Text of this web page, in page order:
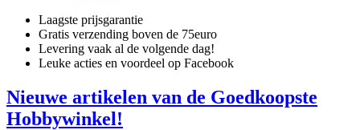
Laagste prijsgarantie
Gratis verzending boven de 75euro
Levering vaak al de volgende dag!
Leuke acties en voordeel op Facebook
Nieuwe artikelen van de Goedkoopste
Hobbywinkel!